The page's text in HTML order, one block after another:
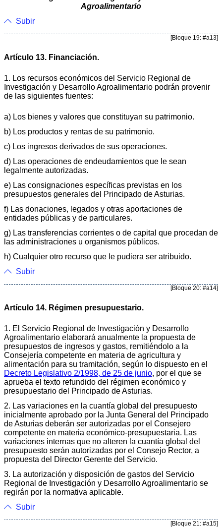
Agroalimentario
Subir
[Bloque 19: #a13]
Artículo 13. Financiación.
1. Los recursos económicos del Servicio Regional de
Investigación y Desarrollo Agroalimentario podrán provenir
de las siguientes fuentes:
a) Los bienes y valores que constituyan su patrimonio.
b) Los productos y rentas de su patrimonio.
c) Los ingresos derivados de sus operaciones.
d) Las operaciones de endeudamientos que le sean
legalmente autorizadas.
e) Las consignaciones específicas previstas en los
presupuestos generales del Principado de Asturias.
f) Las donaciones, legados y otras aportaciones de
entidades públicas y de particulares.
g) Las transferencias corrientes o de capital que procedan de
las administraciones u organismos públicos.
h) Cualquier otro recurso que le pudiera ser atribuido.
Subir
[Bloque 20: #a14]
Artículo 14. Régimen presupuestario.
1. El Servicio Regional de Investigación y Desarrollo
Agroalimentario elaborará anualmente la propuesta de
presupuestos de ingresos y gastos, remitiéndolo a la
Consejería competente en materia de agricultura y
alimentación para su tramitación, según lo dispuesto en el
Decreto Legislativo 2/1998, de 25 de junio, por el que se
aprueba el texto refundido del régimen económico y
presupuestario del Principado de Asturias.
2. Las variaciones en la cuantía global del presupuesto
inicialmente aprobado por la Junta General del Principado
de Asturias deberán ser autorizadas por el Consejero
competente en materia económico-presupuestaria. Las
variaciones internas que no alteren la cuantía global del
presupuesto serán autorizadas por el Consejo Rector, a
propuesta del Director Gerente del Servicio.
3. La autorización y disposición de gastos del Servicio
Regional de Investigación y Desarrollo Agroalimentario se
regirán por la normativa aplicable.
Subir
[Bloque 21: #a15]